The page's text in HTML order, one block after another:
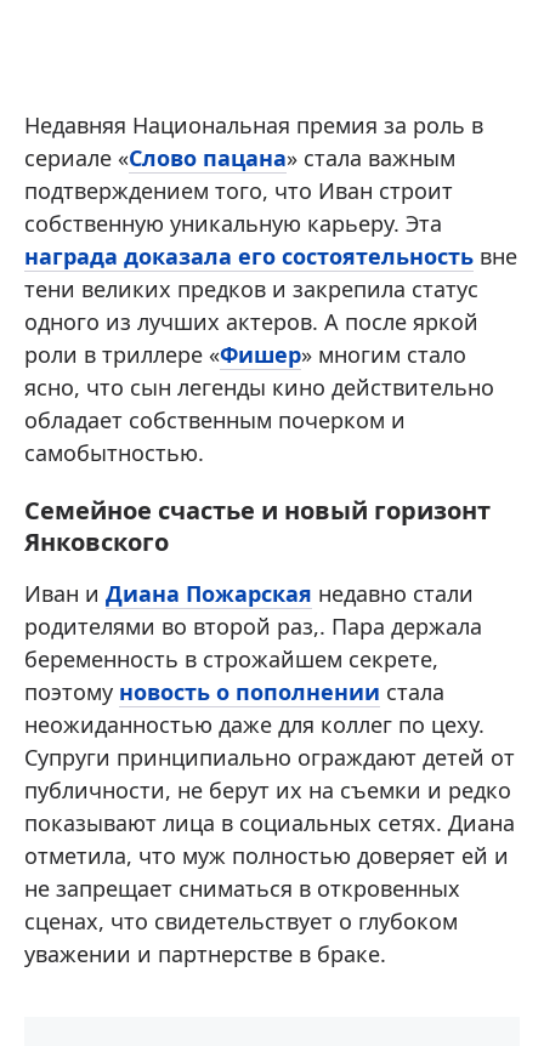
Недавняя Национальная премия за роль в
сериале «Слово пацана» стала важным
подтверждением того, что Иван строит
собственную уникальную карьеру. Эта
награда доказала его состоятельность вне
тени великих предков и закрепила статус
одного из лучших актеров. А после яркой
роли в триллере «Фишер» многим стало
ясно, что сын легенды кино действительно
обладает собственным почерком и
самобытностью.
Семейное счастье и новый горизонт
Янковского
Иван и Диана Пожарская недавно стали
родителями во второй раз,. Пара держала
беременность в строжайшем секрете,
поэтому новость о пополнении стала
неожиданностью даже для коллег по цеху.
Супруги принципиально ограждают детей от
публичности, не берут их на съемки и редко
показывают лица в социальных сетях. Диана
отметила, что муж полностью доверяет ей и
не запрещает сниматься в откровенных
сценах, что свидетельствует о глубоком
уважении и партнерстве в браке.